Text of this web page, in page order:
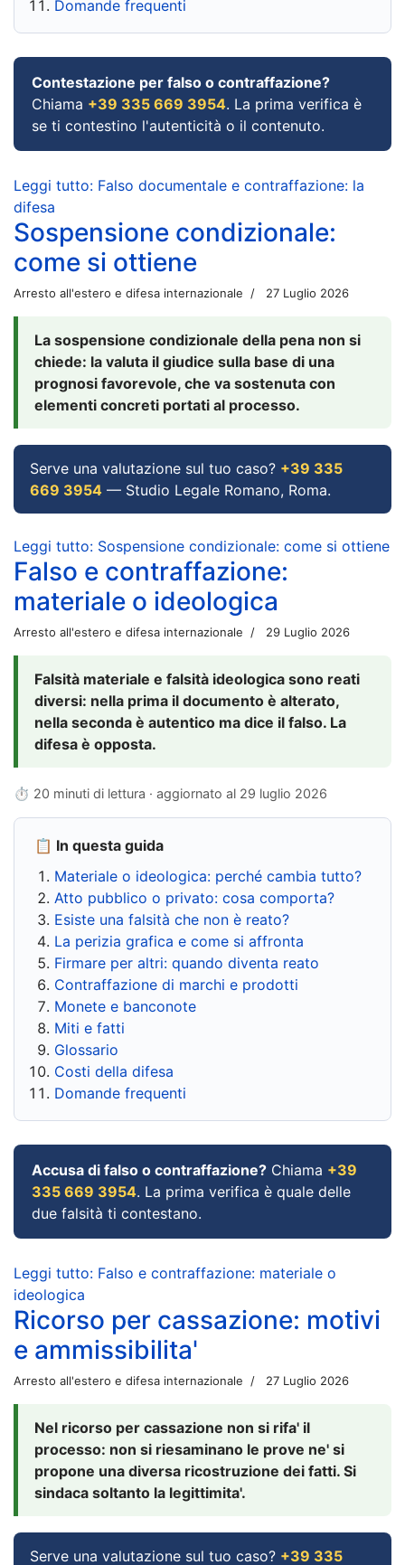
Domande frequenti
Contestazione per falso o contraffazione?
Chiama +39 335 669 3954. La prima verifica è
se ti contestino l'autenticità o il contenuto.
Leggi tutto: Falso documentale e contraffazione: la
difesa
Sospensione condizionale:
come si ottiene
Arresto all'estero e difesa internazionale 27 Luglio 2026
La sospensione condizionale della pena non si
chiede: la valuta il giudice sulla base di una
prognosi favorevole, che va sostenuta con
elementi concreti portati al processo.
Serve una valutazione sul tuo caso? +39 335
669 3954 — Studio Legale Romano, Roma.
Leggi tutto: Sospensione condizionale: come si ottiene
Falso e contraffazione:
materiale o ideologica
Arresto all'estero e difesa internazionale 29 Luglio 2026
Falsità materiale e falsità ideologica sono reati
diversi: nella prima il documento è alterato,
nella seconda è autentico ma dice il falso. La
difesa è opposta.
⏱ 20 minuti di lettura · aggiornato al 29 luglio 2026
📋 In questa guida
Materiale o ideologica: perché cambia tutto?
Atto pubblico o privato: cosa comporta?
Esiste una falsità che non è reato?
La perizia grafica e come si affronta
Firmare per altri: quando diventa reato
Contraffazione di marchi e prodotti
Monete e banconote
Miti e fatti
Glossario
Costi della difesa
Domande frequenti
Accusa di falso o contraffazione? Chiama +39
335 669 3954. La prima verifica è quale delle
due falsità ti contestano.
Leggi tutto: Falso e contraffazione: materiale o
ideologica
Ricorso per cassazione: motivi
e ammissibilita'
Arresto all'estero e difesa internazionale 27 Luglio 2026
Nel ricorso per cassazione non si rifa' il
processo: non si riesaminano le prove ne' si
propone una diversa ricostruzione dei fatti. Si
sindaca soltanto la legittimita'.
Serve una valutazione sul tuo caso? +39 335